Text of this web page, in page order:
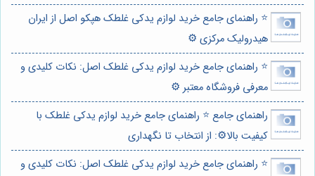
⭐️ راهنمای جامع خرید لوازم یدکی غلطک هپکو اصل از ایران
هیدرولیک مرکزی ⚙️
⭐️ راهنمای جامع خرید لوازم یدکی غلطک اصل: نکات کلیدی و
معرفی فروشگاه معتبر ⚙️
راهنمای جامع ⭐️ راهنمای جامع خرید لوازم یدکی غلطک با
کیفیت بالا⚙️: از انتخاب تا نگهداری
⭐️ راهنمای جامع خرید لوازم یدکی غلطک اصل: نکات کلیدی و